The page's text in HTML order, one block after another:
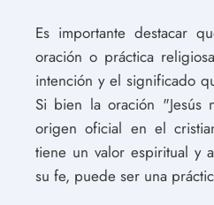
Es importante destacar
oración o práctica
intención y el significado
Si bien la oración "Jesús
origen oficial en el
tiene un valor espiritual y
su fe, puede ser una